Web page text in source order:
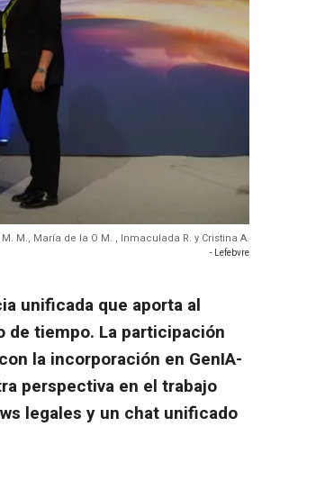
M., María de la O M. , Inmaculada R. y Cristina A.
- Lefebvre
unificada que aporta al
de tiempo. La participación
la incorporación en GenIA-
perspectiva en el trabajo
legales y un chat unificado